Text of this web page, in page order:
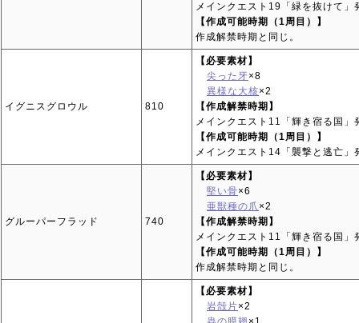
メインクエスト19「緑を抜けて」
【作成可能時期（1周目）】
作成解禁時期と同じ。
イグニスグロウル 810
【必要素材】
尖った牙×8
異様な大核×2
【作成解禁時期】
メインクエスト11「輝き宿る国」
【作成可能時期（1周目）】
メインクエスト14「襲撃と逃亡」
グルーパーフラッド 740
【必要素材】
堅い骨×6
亜獣種の爪 ×2
【作成解禁時期】
メインクエスト11「輝き宿る国」
【作成可能時期（1周目）】
作成解禁時期と同じ。
【必要素材】
岩殻片×2